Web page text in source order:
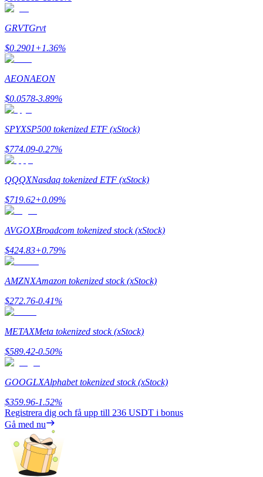
Power Piggy
Tjäna konkurrenskraftiga belöningar dagligen
Utsättning
Hög avkastning och omedelbar tillgång
Launchpool
Flexibel insats för att tjäna populära tokens
GRVTGrvt
$0.2901+1.36%
AEONAEON
$0.0578-3.89%
SPYXSP500 tokenized ETF (xStock)
$774.09-0.27%
QQQXNasdaq tokenized ETF (xStock)
$719.62+0.09%
AVGOXBroadcom tokenized stock (xStock)
$424.83+0.79%
AMZNXAmazon tokenized stock (xStock)
$272.76-0.41%
METAXMeta tokenized stock (xStock)
$589.42-0.50%
GOOGLXAlphabet tokenized stock (xStock)
$359.96-1.52%
Registrera dig och få upp till 236 USDT i bonus
Gå med nu